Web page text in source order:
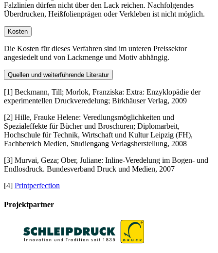
Falzlinien dürfen nicht über den Lack reichen. Nachfolgendes
Überdrucken, Heißfolienprägen oder Verkleben ist nicht möglich.
Kosten
Die Kosten für dieses Verfahren sind im unteren Preissektor
angesiedelt und von Lackmenge und Motiv abhängig.
Quellen und weiterführende Literatur
[1] Beckmann, Till; Morlok, Franziska: Extra: Enzyklopädie der
experimentellen Druckveredelung; Birkhäuser Verlag, 2009
[2] Hille, Frauke Helene: Veredlungsmöglichkeiten und
Spezialeffekte für Bücher und Broschuren; Diplomarbeit,
Hochschule für Technik, Wirtschaft und Kultur Leipzig (FH),
Fachbereich Medien, Studiengang Verlagsherstellung, 2008
[3] Murvai, Geza; Ober, Juliane: Inline-Veredelung im Bogen- und
Endlosdruck. Bundesverband Druck und Medien, 2007
[4] Printperfection
Projektpartner